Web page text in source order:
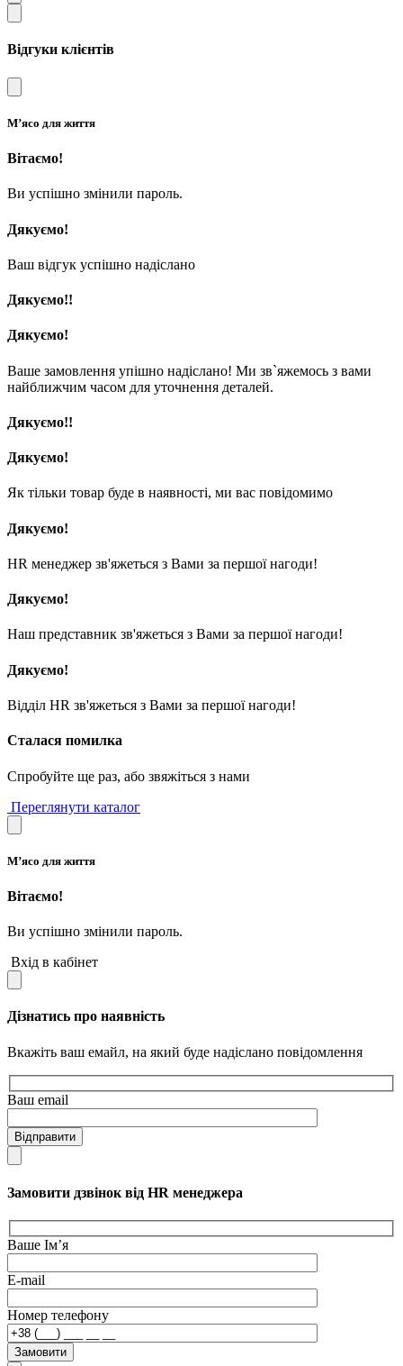
Відгуки клієнтів
М’ясо для життя
Вітаємо!
Ви успішно змінили пароль.
Дякуємо!
Ваш відгук успішно надіслано
Дякуємо!!
Дякуємо!
Ваше замовлення упішно надіслано! Ми зв`яжемось з вами
найближчим часом для уточнення деталей.
Дякуємо!!
Дякуємо!
Як тільки товар буде в наявності, ми вас повідомимо
Дякуємо!
HR менеджер зв'яжеться з Вами за першої нагоди!
Дякуємо!
Наш представник зв'яжеться з Вами за першої нагоди!
Дякуємо!
Відділ HR зв'яжеться з Вами за першої нагоди!
Сталася помилка
Спробуйте ще раз, або звяжіться з нами
Переглянути каталог
М’ясо для життя
Вітаємо!
Ви успішно змінили пароль.
Вхід в кабінет
Дізнатись про наявність
Вкажіть ваш емайл, на який буде надіслано повідомлення
Ваш email
Відправити
Замовити дзвінок від HR менеджера
Ваше Ім’я
E-mail
Номер телефону
Замовити